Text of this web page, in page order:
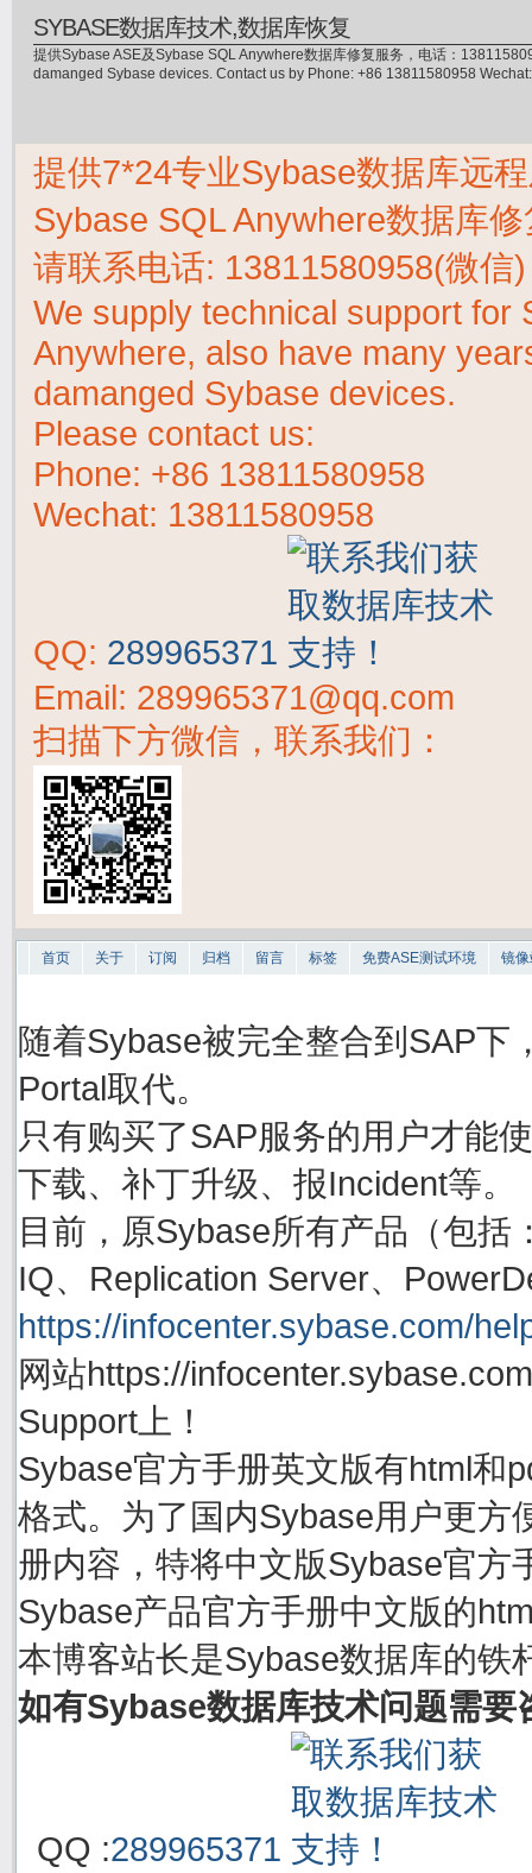
SYBASE数据库技术,数据库恢复
提供Sybase ASE及Sybase SQL Anywhere数据库修复服务，电话：
damanged Sybase devices. Contact us by Phone: +86 13811580958
提供7*24专业Sybase数据库远
Sybase SQL Anywhere数据库
请联系电话: 13811580958(微信
We supply technical support for
Anywhere, also have many
damanged Sybase devices.
Please contact us:
Phone: +86 13811580958
Wechat: 13811580958
QQ: 289965371
Email: 289965371@qq.com
扫描下方微信，联系我们：
首页 关于 订阅 归档 留言 标签 免费ASE测试环境 镜
随着Sybase被完全整合到SAP下
Portal取代。
只有购买了SAP服务的用户才能
下载、补丁升级、报Incident等。
目前，原Sybase所有产品（包
IQ、Replication Server、
https://infocenter.sybase.com/
网站https://
Support上！
Sybase官方手册英文版有html和
格式。为了国内Sybase用户更方
册内容，特将中文版Sybase官方
Sybase产品官方手册中文版的
本博客站长是Sybase数据库的铁
如有Sybase数据库技术问题需要
QQ :289965371